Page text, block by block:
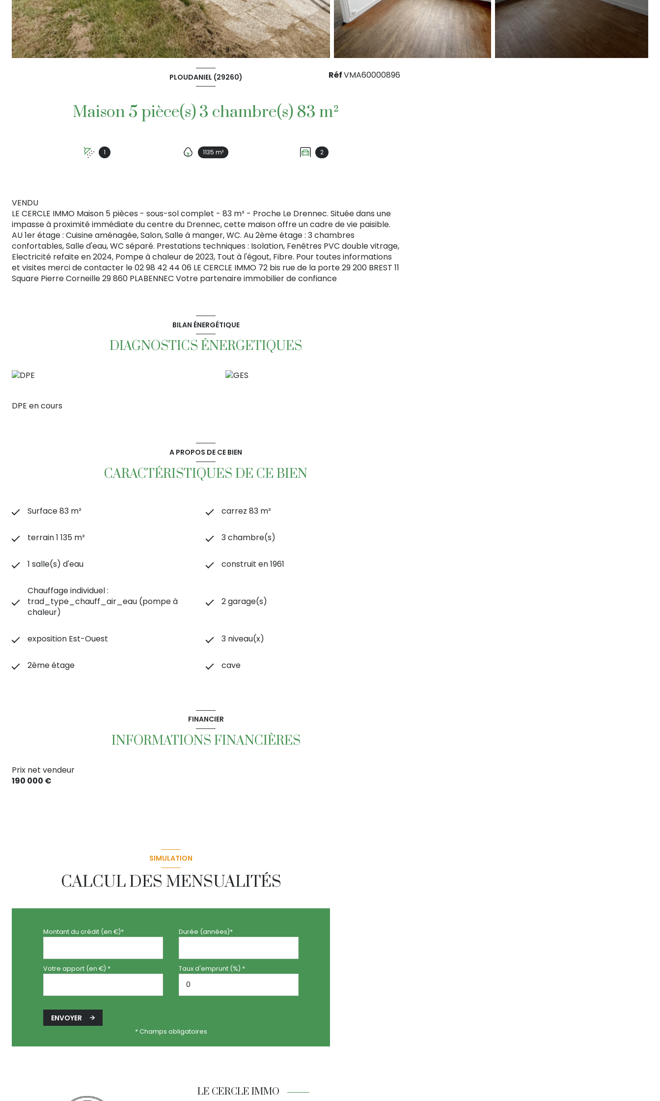
PLOUDANIEL (29260)
Maison 5 pièce(s) 3 chambre(s) 83 m²
1 1135 m² 2
RéfVMA60000896
VENDU
LE CERCLE IMMO Maison 5 pièces - sous-sol complet - 83 m² - Proche Le Drennec. Située dans une
impasse à proximité immédiate du centre du Drennec, cette maison offre un cadre de vie paisible.
AU 1er étage : Cuisine aménagée, Salon, Salle à manger, WC. Au 2ème étage : 3 chambres
confortables, Salle d'eau, WC séparé. Prestations techniques : Isolation, Fenêtres PVC double vitrage,
Electricité refaite en 2024, Pompe à chaleur de 2023, Tout à l'égout, Fibre. Pour toutes informations
et visites merci de contacter le 02 98 42 44 06 LE CERCLE IMMO 72 bis rue de la porte 29 200 BREST 11
Square Pierre Corneille 29 860 PLABENNEC Votre partenaire immobilier de confiance
BILAN ÉNERGÉTIQUE
DIAGNOSTICS ÉNERGETIQUES
DPE en cours
A PROPOS DE CE BIEN
CARACTÉRISTIQUES DE CE BIEN
Surface 83 m² carrez 83 m²
terrain 1 135 m² 3 chambre(s)
1 salle(s) d'eau construit en 1961
Chauffage individuel :
trad_type_chauff_air_eau (pompe à
chaleur)
2 garage(s)
exposition Est-Ouest 3 niveau(x)
2ème étage cave
FINANCIER
INFORMATIONS FINANCIÈRES
Prix net vendeur
190 000 €
SIMULATION
CALCUL DES MENSUALITÉS
Montant du crédit (en €)* Durée (années)*
Votre apport (en €) * Taux d'emprunt (%) *
ENVOYER
* Champs obligatoires
LE CERCLE IMMO